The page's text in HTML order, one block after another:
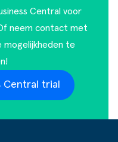
Central voor
neem contact met
mogelijkheden te
Central trial